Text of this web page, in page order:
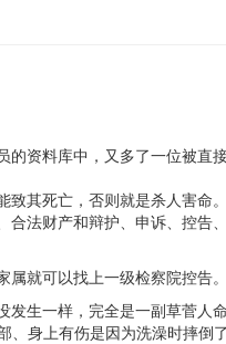
的资料库中，又多了一位被
其死亡，否则就是杀人害命
法财产和辩护、申诉、控告
就可以找上一级检察院控告。
发生一样，完全是一副草菅人
身上有伤是因为洗澡时摔倒